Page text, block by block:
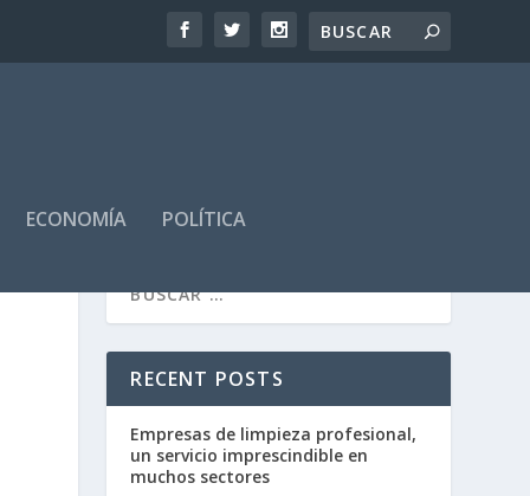
ECONOMÍA POLÍTICA
RECENT POSTS
Empresas de limpieza profesional,
un servicio imprescindible en
muchos sectores